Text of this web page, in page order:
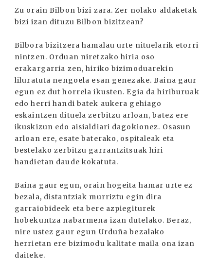
Zu orain Bilbon bizi zara. Zer nolako aldaketak
bizi izan dituzu Bilbon bizitzean?
Bilbora bizitzera hamalau urte nituelarik etorri
nintzen. Orduan niretzako hiria oso
erakargarria zen, hiriko bizimoduarekin
liluratuta nengoela esan genezake. Baina gaur
egun ez dut horrela ikusten. Egia da hiriburuak
edo herri handi batek aukera gehiago
eskaintzen dituela zerbitzu arloan, batez ere
ikuskizun edo aisialdiari dagokionez. Osasun
arloan ere, esate baterako, ospitaleak eta
bestelako zerbitzu garrantzitsuak hiri
handietan daude kokatuta.
Baina gaur egun, orain hogeita hamar urte ez
bezala, distantziak murriztu egin dira
garraiobideek eta bere azpiegiturek
hobekuntza nabarmena izan dutelako. Beraz,
nire ustez gaur egun Urduña bezalako
herrietan ere bizimodu kalitate maila ona izan
daiteke.